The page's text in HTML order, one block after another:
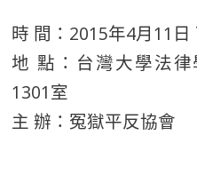
時 間：2015年4月11
地 點：台灣大學法
1301室
主 辦：冤獄平反協會